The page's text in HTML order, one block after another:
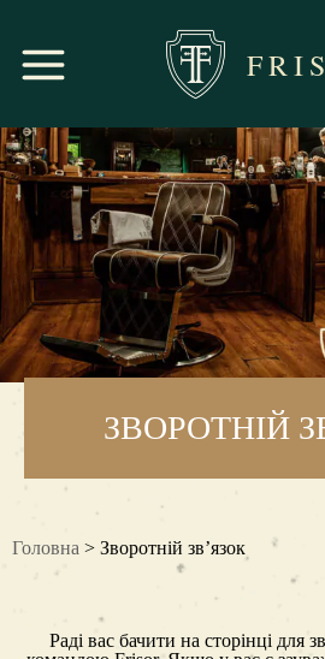
ЗВОРОТНІЙ
Головна > Зворотній зв’язок
Раді вас бачити на сторінці для